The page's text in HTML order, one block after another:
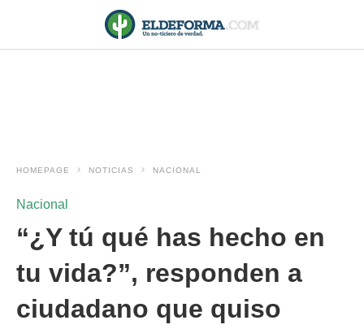
HOMEPAGE NOTICIAS NACIONAL
Nacional
“¿Y tú qué has hecho en
tu vida?”, responden a
ciudadano que quiso